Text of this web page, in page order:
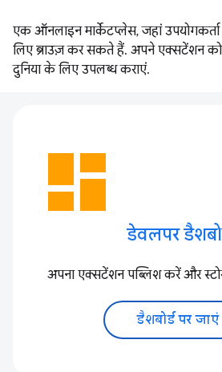
एक ऑनलाइन मार्केटप्लेस, जहां
लिए ब्राउज़ कर सकते हैं. अपने एक्सटेंशन
दुनिया के लिए उपलब्ध कराएं.
dashboard
डेवलपर
अपना एक्सटेंशन पब्लिश करें और
डैशबोर्ड पर जाएं